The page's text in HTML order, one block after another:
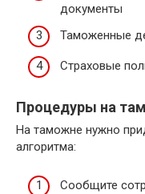
документы
Таможенные
Страховые
Процедуры на
На таможне нужно
алгоритма:
Сообщите